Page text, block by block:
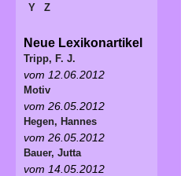
Y
Z
Neue Lexikonartikel
Tripp, F. J.
vom 12.06.2012
Motiv
vom 26.05.2012
Hegen, Hannes
vom 26.05.2012
Bauer, Jutta
vom 14.05.2012